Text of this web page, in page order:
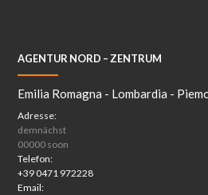
AGENTUR NORD – ZENTRUM
Emilia Romagna - Lombardia -
Adresse:
demnächst
00000 soon
Telefon:
+39 0471 972228
Email: